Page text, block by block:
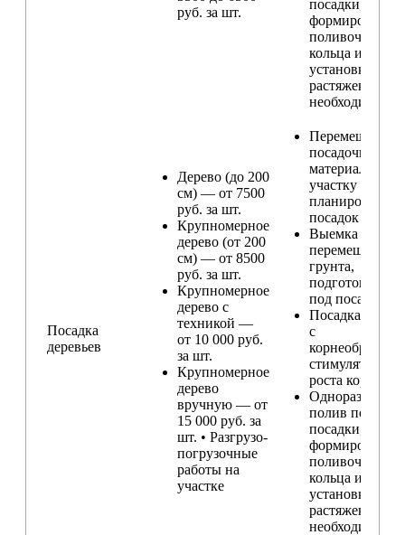
руб. за шт.
посадки,
формирование
поливочного
кольца и
установка
растяжек (при
Посадка
деревьев
Дерево (до 200
см) — от 7500
руб. за шт.
Крупномерное
дерево (от 200
см) — от 8500
руб. за шт.
Крупномерное
дерево с
техникой —
от 10 000 руб.
за шт.
Крупномерное
дерево
вручную — от
15 000 руб. за
шт. • Разгрузо-
погрузочные
работы на
участке
Перемещение
посадочного
материала по
участку и
планирование
посадок
Выемка и
перемещение
грунта,
подготовка
под посадку
Посадка
с
стимулятором
роста корней
Одноразовый
полив после
посадки,
формирование
поливочного
кольца и
установка
растяжек (при